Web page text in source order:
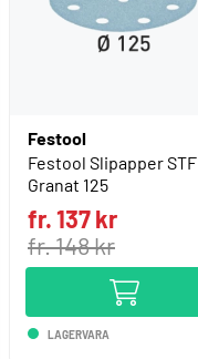
Festool
Festool Slipapper STF
Granat 125
fr. 137 kr
fr. 148 kr
LAGERVARA